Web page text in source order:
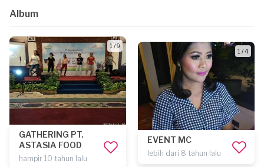
Album
1 / 9
GATHERING PT.
ASTASIA FOOD
hampir 10 tahun lalu
1 / 4
EVENT MC
lebih dari 8 tahun lalu